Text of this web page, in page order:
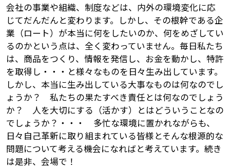
会社の事業や組織、制度などは、内外の環境変化に応
じてだんだんと変わります。しかし、その根幹である企
業（ロート）が本当に何をしたいのか、何をめざしてい
るのかという点は、全く変わっていません。毎日私たち
は、商品をつくり、情報を発信し、お金を動かし、特許
を取得し・・・と様々なものを日々生み出しています。
しかし、本当に生み出している大事なものは何なのでし
ょうか？ 私たちの果たすべき責任とは何なのでしょう
か？ 人を大切にする（活かす）とはどういうことなの
でしょうか？・・・ 多忙な環境に置かれながらも、
日々自己革新に取り組まれている皆様とそんな根源的な
問題について考える機会になればと考えています。続き
は是非、会場で！
夕学レポート